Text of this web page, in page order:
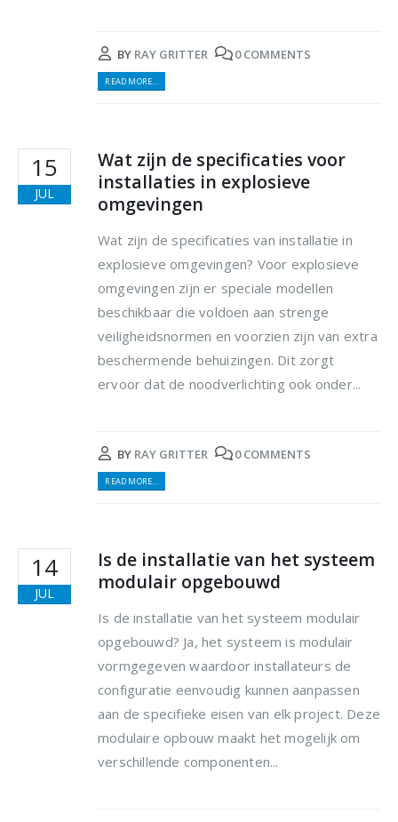
BY RAY GRITTER 0 COMMENTS
READ MORE...
15
JUL
Wat zijn de specificaties voor
installaties in explosieve
omgevingen
Wat zijn de specificaties van installatie in
explosieve omgevingen? Voor explosieve
omgevingen zijn er speciale modellen
beschikbaar die voldoen aan strenge
veiligheidsnormen en voorzien zijn van extra
beschermende behuizingen. Dit zorgt
ervoor dat de noodverlichting ook onder...
BY RAY GRITTER 0 COMMENTS
READ MORE...
14
JUL
Is de installatie van het systeem
modulair opgebouwd
Is de installatie van het systeem modulair
opgebouwd? Ja, het systeem is modulair
vormgegeven waardoor installateurs de
configuratie eenvoudig kunnen aanpassen
aan de specifieke eisen van elk project. Deze
modulaire opbouw maakt het mogelijk om
verschillende componenten...